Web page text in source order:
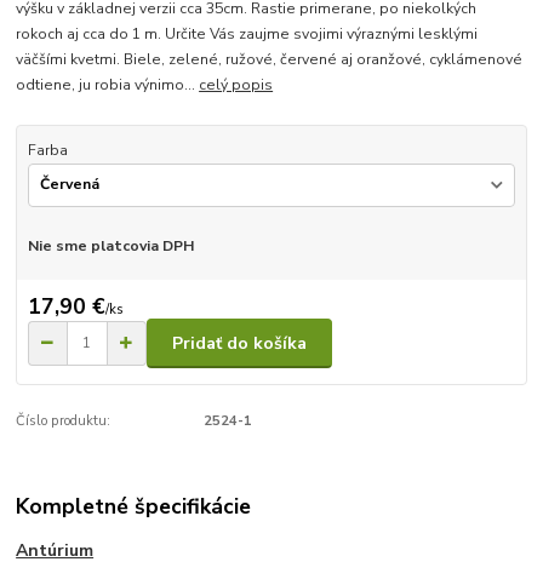
výšku v základnej verzii cca 35cm. Rastie primerane, po niekolkých
rokoch aj cca do 1 m. Určite Vás zaujme svojimi výraznými lesklými
väčšími kvetmi. Biele, zelené, ružové, červené aj oranžové, cyklámenové
odtiene, ju robia výnimo... celý popis
Farba
Nie sme platcovia DPH
17,90 €/ks
Pridať do košíka
Číslo produktu: 2524-1
Kompletné špecifikácie
Antúrium